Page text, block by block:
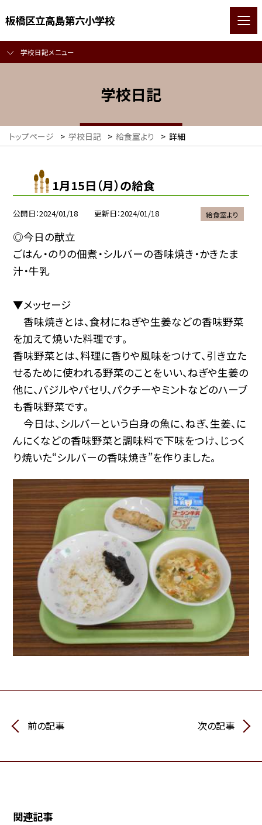
板橋区立高島第六小学校
学校日記メニュー
学校日記
トップページ > 学校日記 > 給食室より > 詳細
1月15日（月）の給食
公開日 2024/01/18 更新日 2024/01/18 給食室より
◎今日の献立
ごはん・のりの佃煮・シルバーの香味焼き・かきたま
汁・牛乳
▼メッセージ
香味焼きとは、食材にねぎや生姜などの香味野菜
を加えて焼いた料理です。
香味野菜とは、料理に香りや風味をつけて、引き立た
せるために使われる野菜のことをいい、ねぎや生姜の
他に、バジルやパセリ、パクチーやミントなどのハーブ
も香味野菜です。
今日は、シルバーという白身の魚に、ねぎ、生姜、に
んにくなどの香味野菜と調味料で下味をつけ、じっく
り焼いた“シルバーの香味焼き”を作りました。
前の記事 次の記事
関連記事